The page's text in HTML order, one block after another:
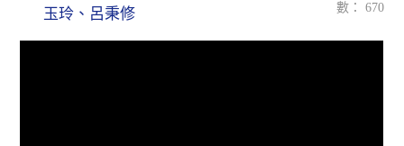
玉玲、呂秉修
數： 670